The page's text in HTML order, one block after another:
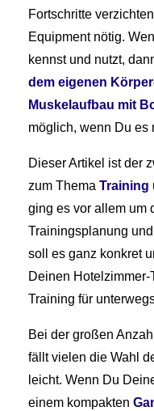
Fortschritte
Equipment nötig.
kennst und nutzt,
dem eigenen
Muskelaufbau mit
möglich, wenn Du es
Dieser Artikel ist der
zum Thema Training
ging es vor allem um
Trainingsplanung
soll es ganz konkret
Deinen
Training für
Bei der großen
fällt vielen die Wahl
leicht. Wenn Du
einem kompakten